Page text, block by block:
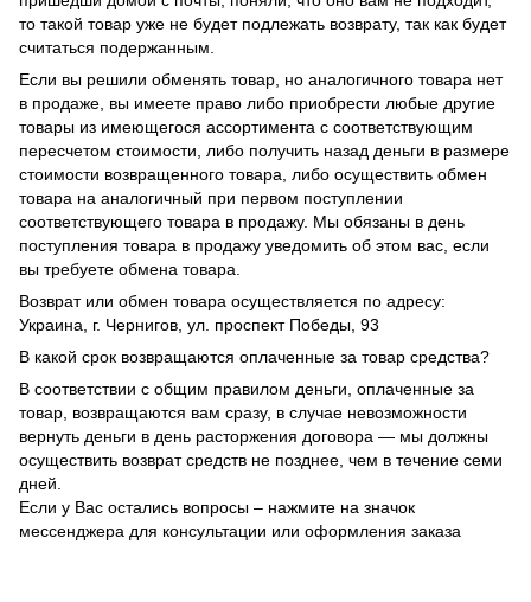
то такой товар уже не будет подлежать возврату, так как будет
считаться подержанным.
Если вы решили обменять товар, но аналогичного товара нет
в продаже, вы имеете право либо приобрести любые другие
товары из имеющегося ассортимента с соответствующим
пересчетом стоимости, либо получить назад деньги в размере
стоимости возвращенного товара, либо осуществить обмен
товара на аналогичный при первом поступлении
соответствующего товара в продажу. Мы обязаны в день
поступления товара в продажу уведомить об этом вас, если
вы требуете обмена товара.
Возврат или обмен товара осуществляется по адресу:
Украина, г. Чернигов, ул. проспект Победы, 93
В какой срок возвращаются оплаченные за товар средства?
В соответствии с общим правилом деньги, оплаченные за
товар, возвращаются вам сразу, в случае невозможности
вернуть деньги в день расторжения договора — мы должны
осуществить возврат средств не позднее, чем в течение семи
дней.
Если у Вас остались вопросы – нажмите на значок
мессенджера для консультации или оформления заказа